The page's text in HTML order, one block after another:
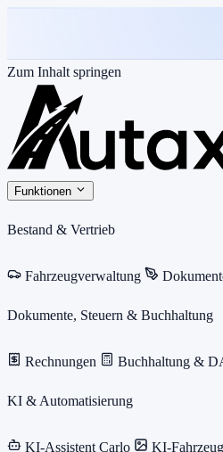
Zum Inhalt springen
Funktionen
Bestand & Vertrieb
Fahrzeugverwaltung
Dokumente, Steuern & Buchhaltung
Rechnungen Buchhaltung &
KI & Automatisierung
KI-Assistent Carlo KI-